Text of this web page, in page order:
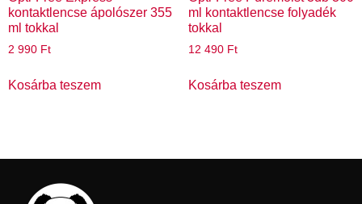
kontaktlencse ápolószer 355
ml tokkal
2 990 Ft
Kosárba teszem
ml kontaktlencse folyadék
tokkal
12 490 Ft
Kosárba teszem